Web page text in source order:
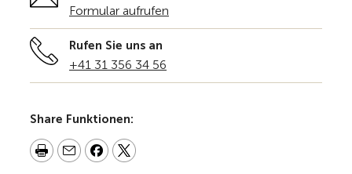
Formular aufrufen
Rufen Sie uns an
+41 31 356 34 56
Share Funktionen: